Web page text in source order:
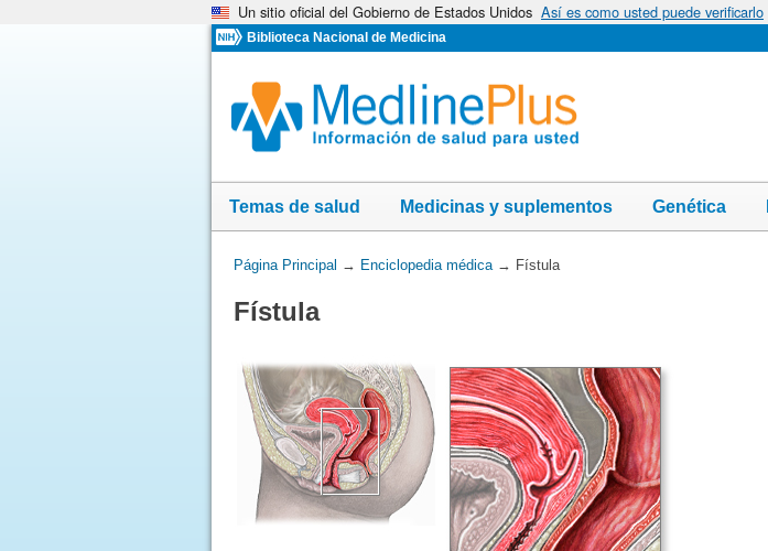
Un sitio oficial del Gobierno de Estados Unidos Así es como usted puede verificarlo
Biblioteca Nacional de Medicina
Temas de salud Medicinas y suplementos Genética
Usted
aquí:
Página Principal → Enciclopedia médica→ Fístula
Fístula